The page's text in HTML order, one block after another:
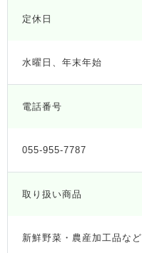
定休日
水曜日、年末年始
電話番号
055-955-7787
取り扱い商品
新鮮野菜・農産加工品など